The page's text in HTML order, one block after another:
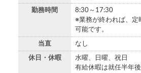
勤務時間
8:30～17:30
※業務が終われば、定
可能です。
当直 なし
休日・休暇
水曜、日曜、祝日
有給休暇は就任半年